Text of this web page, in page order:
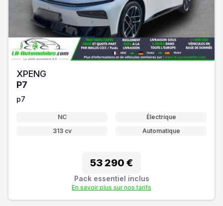
XPENG
P7
p7
NC
Électrique
313 cv
Automatique
53 290 €
Pack essentiel inclus
En savoir plus sur nos tarifs